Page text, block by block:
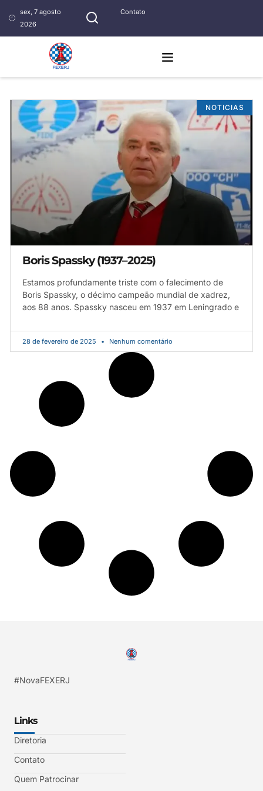
sex, 7 agosto
2026
Contato
NOTICIAS
Boris Spassky (1937–2025)
Estamos profundamente triste com o falecimento de
Boris Spassky, o décimo campeão mundial de xadrez,
aos 88 anos. Spassky nasceu em 1937 em Leningrado e
28 de fevereiro de 2025 Nenhum comentário
#NovaFEXERJ
Links
Diretoria
Contato
Quem Patrocinar